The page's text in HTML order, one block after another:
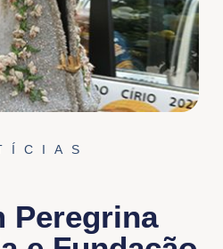
Peregrina